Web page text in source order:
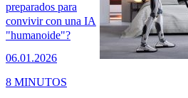
preparados para
convivir con una IA
"humanoide"?
06.01.2026
8 MINUTOS